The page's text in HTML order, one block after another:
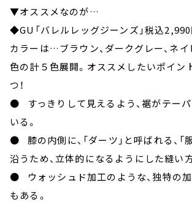
▼オススメなのが…
◆GU「バレルレッグジーンズ」税込2,990
カラーは…ブラウン、ダークグレー、ネイ
色の計５色展開。オススメしたいポイン
つ！
● すっきりして見えるよう、裾がテー
いる。
● 膝の内側に、「ダーツ」と呼ばれる、「
沿うため、立体的になるようにした縫い方
● ウォッシュド加工のような、独特の
もある。